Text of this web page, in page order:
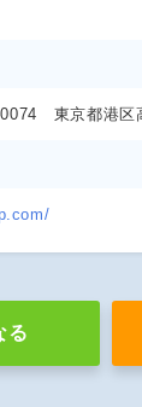
0074 東京都港
る